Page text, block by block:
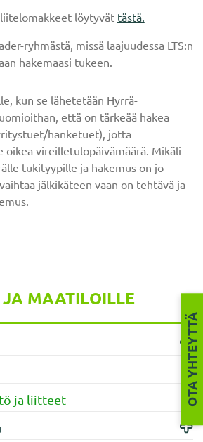
liitelomakkeet löytyvät tästä.
ryhmästä, missä laajuudessa LTS:n
hakemaasi tukeen.
kun se lähetetään Hyrrä-
että on tärkeää hakea
hanketuet), jotta
oikea vireilletulopäivämäärä. Mikäli
tukityypille ja hakemus on jo
jälkikäteen vaan on tehtävä ja
JA MAATILOILLE
ja liitteet
OTA YHTEYTTÄ